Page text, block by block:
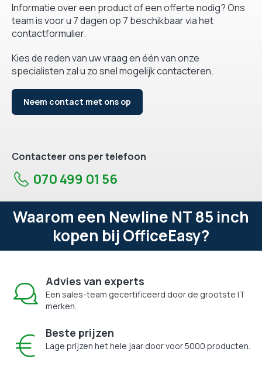
Informatie over een product of een offerte nodig? Ons
team is voor u 7 dagen op 7 beschikbaar via het
contactformulier.
Kies de reden van uw vraag en één van onze
specialisten zal u zo snel mogelijk contacteren.
Neem contact met ons op
Contacteer ons per telefoon
070 499 01 56
Waarom een Newline NT 85 inch
kopen bij OfficeEasy?
Advies van experts
Een sales-team gecertificeerd door de grootste IT
merken.
Beste prijzen
Lage prijzen het hele jaar door voor 5000 producten.